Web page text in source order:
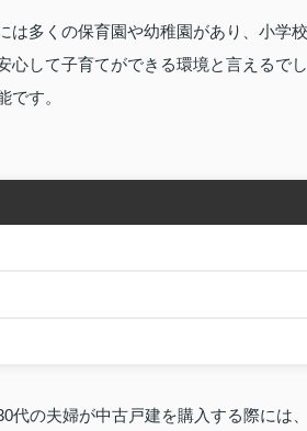
は多くの保育園や幼稚園があり、小学校
心して子育てができる環境と言えるでし
す。
の夫婦が中古戸建を購入する際には、